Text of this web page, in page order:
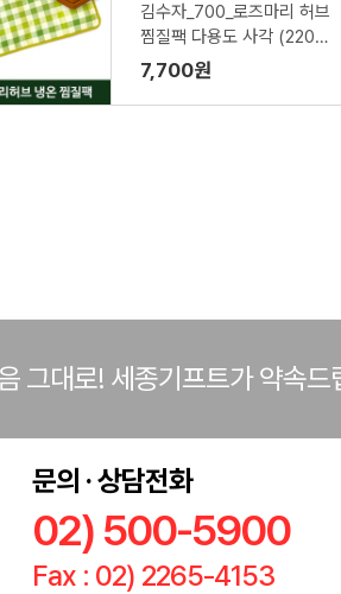
김수자_700_로즈마리 허브
찜질팩 다용도 사각 (220X
420mm)
7,700원
그대로! 세종기프트가 약속드
문의 · 상담전화
02) 500-5900
Fax : 02) 2265-4153